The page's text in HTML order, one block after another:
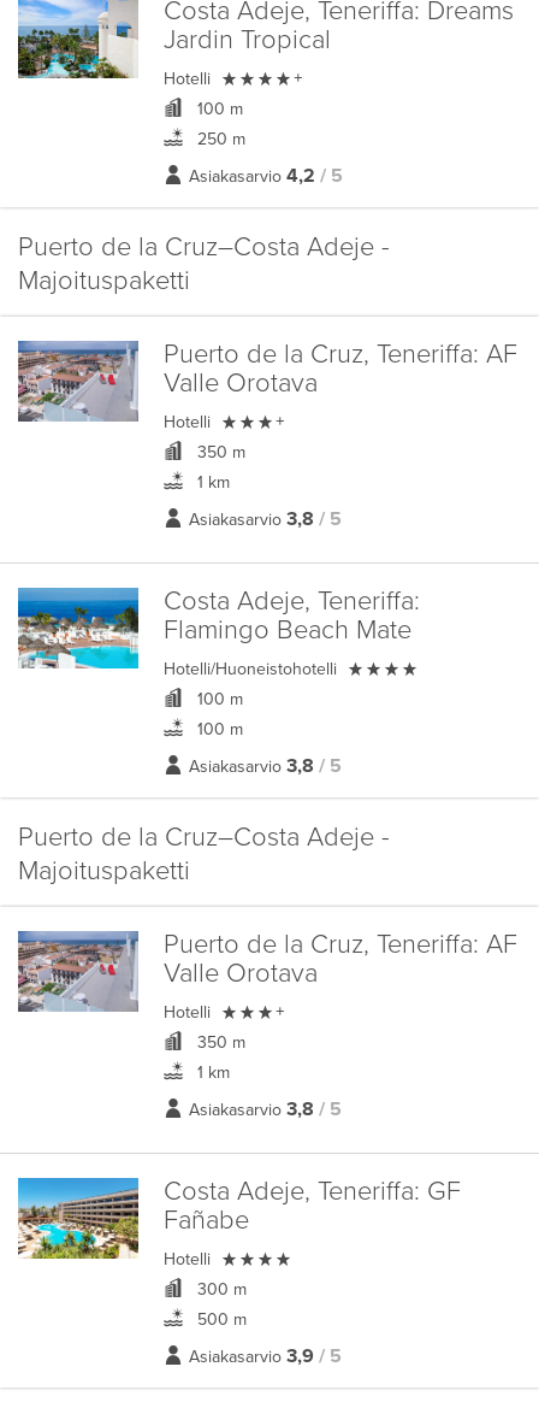
Costa Adeje, Teneriffa: Dreams
Jardin Tropical
Hotelli  +
100 m
250 m
Asiakasarvio 4,2 / 5
Puerto de la Cruz–Costa Adeje -
Majoituspaketti
Puerto de la Cruz, Teneriffa: AF
Valle Orotava
Hotelli  +
350 m
1 km
Asiakasarvio 3,8 / 5
Costa Adeje, Teneriffa:
Flamingo Beach Mate
Hotelli/Huoneistohotelli 
100 m
100 m
Asiakasarvio 3,8 / 5
Puerto de la Cruz–Costa Adeje -
Majoituspaketti
Puerto de la Cruz, Teneriffa: AF
Valle Orotava
Hotelli  +
350 m
1 km
Asiakasarvio 3,8 / 5
Costa Adeje, Teneriffa: GF
Fañabe
Hotelli 
300 m
500 m
Asiakasarvio 3,9 / 5